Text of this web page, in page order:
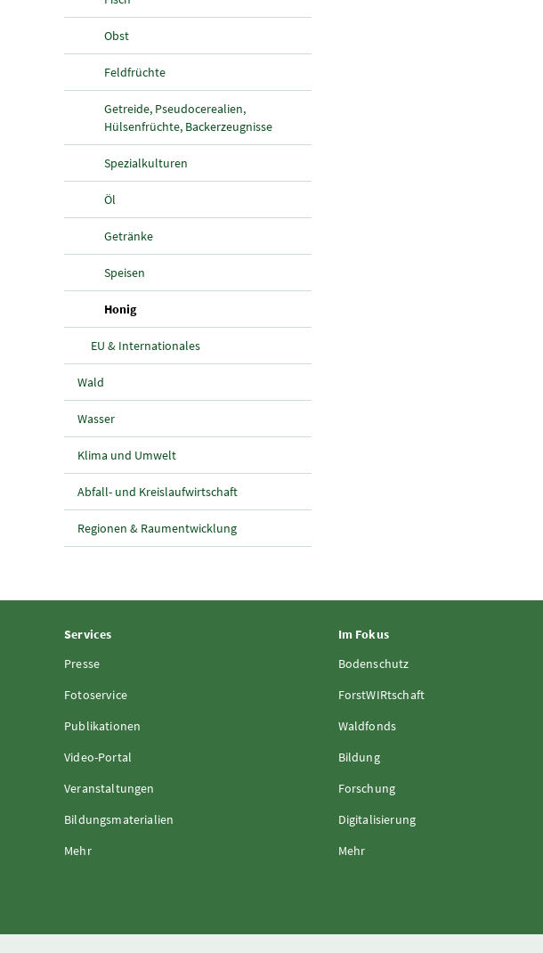
Obst
Feldfrüchte
Getreide, Pseudocerealien,
Hülsenfrüchte, Backerzeugnisse
Spezialkulturen
Öl
Getränke
Speisen
Honig(aktuelle Seite)
EU & Internationales
Wald
Wasser
Klima und Umwelt
Abfall- und Kreislaufwirtschaft
Regionen & Raumentwicklung
Services
Presse
Fotoservice
Publikationen
Video-Portal
Veranstaltungen
Bildungsmaterialien
Mehr
Im Fokus
Bodenschutz
ForstWIRtschaft
Waldfonds
Bildung
Forschung
Digitalisierung
Mehr